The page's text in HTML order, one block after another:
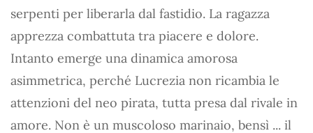
serpenti per liberarla dal fastidio. La ragazza
apprezza combattuta tra piacere e dolore.
Intanto emerge una dinamica amorosa
asimmetrica, perché Lucrezia non ricambia le
attenzioni del neo pirata, tutta presa dal rivale in
amore. Non è un muscoloso marinaio, bensì ... il